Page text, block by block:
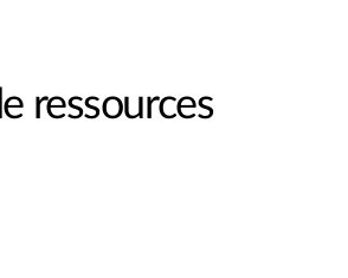
ressources